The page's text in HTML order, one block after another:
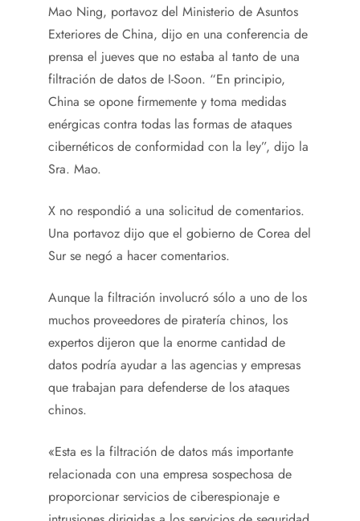
Mao Ning, portavoz del Ministerio de Asuntos
Exteriores de China, dijo en una conferencia de
prensa el jueves que no estaba al tanto de una
filtración de datos de I-Soon. “En principio,
China se opone firmemente y toma medidas
enérgicas contra todas las formas de ataques
cibernéticos de conformidad con la ley”, dijo la
Sra. Mao.
X no respondió a una solicitud de comentarios.
Una portavoz dijo que el gobierno de Corea del
Sur se negó a hacer comentarios.
Aunque la filtración involucró sólo a uno de los
muchos proveedores de piratería chinos, los
expertos dijeron que la enorme cantidad de
datos podría ayudar a las agencias y empresas
que trabajan para defenderse de los ataques
chinos.
«Esta es la filtración de datos más importante
relacionada con una empresa sospechosa de
proporcionar servicios de ciberespionaje e